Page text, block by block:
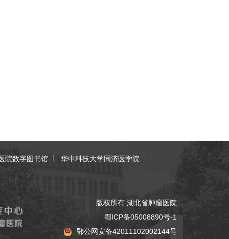
院数字图书馆 华中科技大学同济医学院
版权所有 湖北省肿瘤医院
鄂ICP备05008890号-1
鄂公网安备42011102002144号